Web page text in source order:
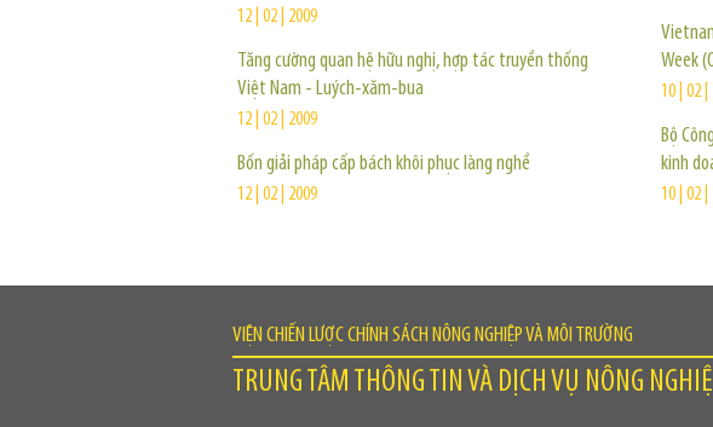
12 | 02 | 2009
Tăng cường quan hệ hữu nghị, hợp tác truyền thống
Việt Nam - Luých-xăm-bua
12 | 02 | 2009
Bốn giải pháp cấp bách khôi phục làng nghề
12 | 02 | 2009
Week
10 | 02 |
Bộ
kinh
10 | 02 |
VIỆN CHIẾN LƯỢC CHÍNH SÁCH NÔNG NGHIỆP VÀ MÔI TRƯỜNG
TRUNG TÂM THÔNG TIN VÀ DỊCH VỤ NÔNG